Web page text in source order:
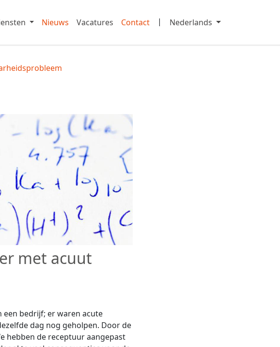
Nieuws Vacatures Contact | Nederlands
met acuut
bedrijf; er waren acute
dag nog geholpen. Door de
hebben de receptuur aangepast